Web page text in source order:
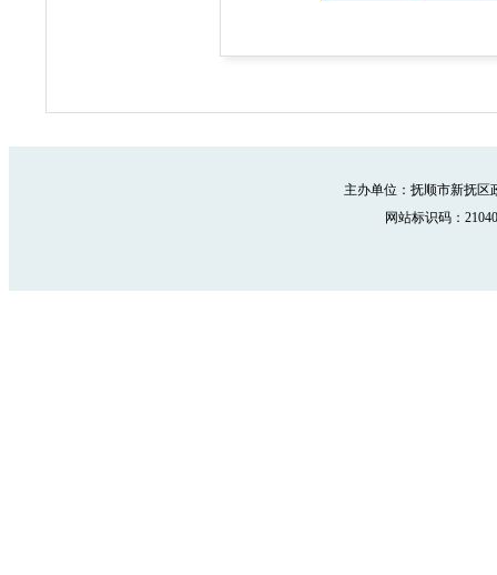
主办单位：抚顺市新抚
网站标识码：